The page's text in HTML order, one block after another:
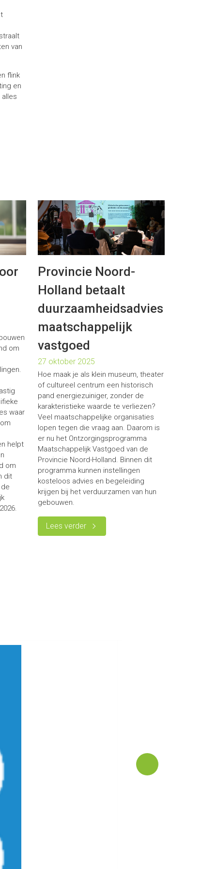
van
flink
en
om
waar
helpt
om
dit
Provincie Noord-
Holland betaalt
duurzaamheidsadvies
maatschappelijk
vastgoed
27 oktober 2025
Hoe maak je als klein museum, theater
of cultureel centrum een historisch
pand energiezuiniger, zonder de
karakteristieke waarde te verliezen?
Veel maatschappelijke organisaties
lopen tegen die vraag aan. Daarom is
er nu het Ontzorgingsprogramma
Maatschappelijk Vastgoed van de
Provincie Noord-Holland. Binnen dit
programma kunnen instellingen
kosteloos advies en begeleiding
krijgen bij het verduurzamen van hun
gebouwen.
Lees verder